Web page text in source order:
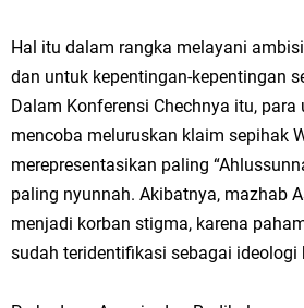
Hal itu dalam rangka melayani
dan untuk kepentingan-kepentingan
Dalam Konferensi Chechnya itu,
mencoba meluruskan klaim sepihak
merepresentasikan paling
paling nyunnah. Akibatnya, mazhab
menjadi korban stigma, karena
sudah teridentifikasi sebagai ideologi